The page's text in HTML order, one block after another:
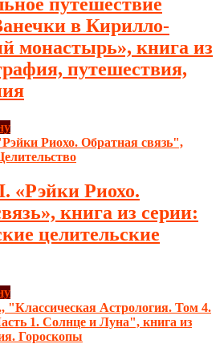
путешествие
в Кирилло-
монастырь», книга из
путешествия,
«Рэйки Риохо.
книга из серии:
целительские